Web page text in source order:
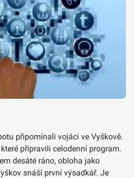
připomínali vojáci ve Vyškově.
připravili celodenní program.
desáté ráno, obloha jako
snáší první výsadkář. Je